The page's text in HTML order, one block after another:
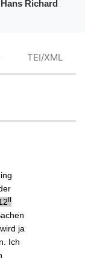
Richard
TEI/XML
II
wird ja
Ich